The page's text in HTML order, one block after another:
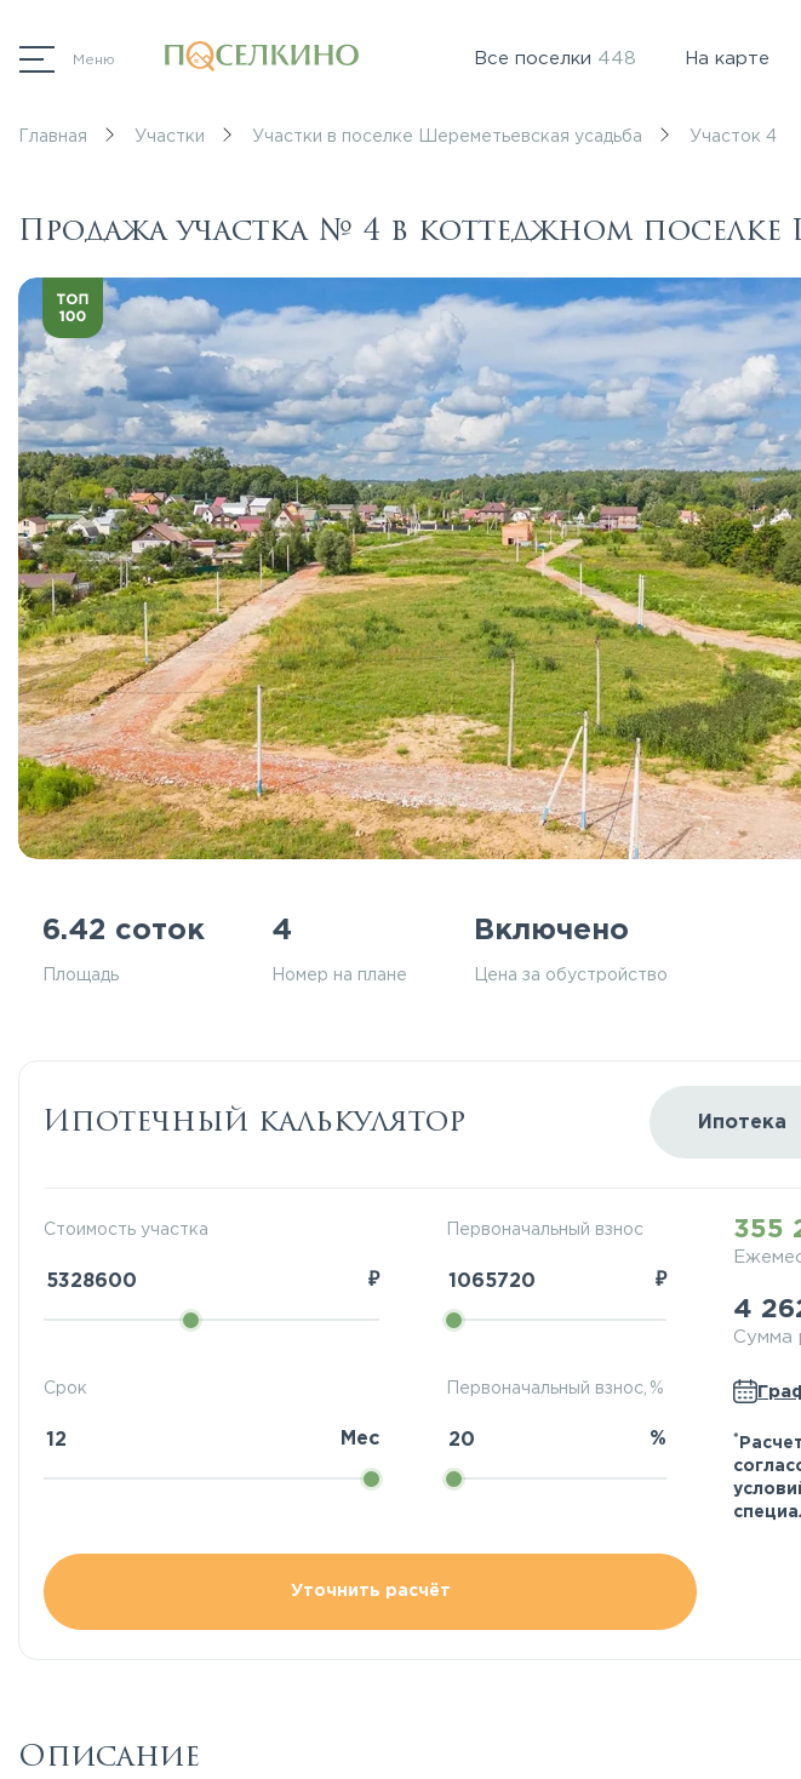
Меню Все поселки 448 На карте
Главная Участки Участки в поселке Шереметьевская усадьба Участок 4
Продажа участка № 4 в коттеджном поселке
6.42 соток
Площадь
4
Номер на плане
Включено
Цена за обустройство
Ипотечный калькулятор Ипотека
Стоимость участка
₽
Первоначальный взнос
₽
Срок
Мес
Первоначальный взнос, %
%
Уточнить расчёт
355
4
Сумма
*
Описание